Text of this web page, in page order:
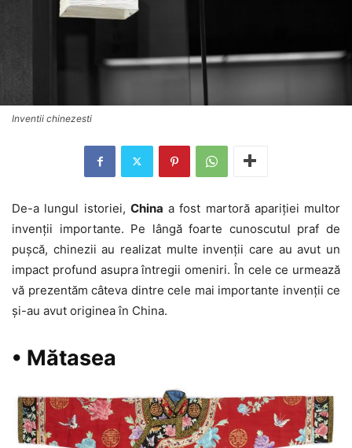
Inventii chinezesti
De-a lungul istoriei, China a fost martoră apariției multor
invenții importante. Pe lângă foarte cunoscutul praf de
pușcă, chinezii au realizat multe invenţii care au avut un
impact profund asupra întregii omeniri. În cele ce urmează
vă prezentăm câteva dintre cele mai importante invenții ce
și-au avut originea în China.
• Mătasea